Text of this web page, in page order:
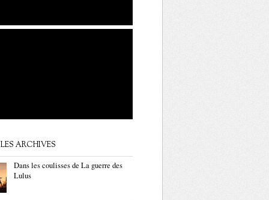
ARCHIVES
Dans les coulisses de La guerre des
Lulus